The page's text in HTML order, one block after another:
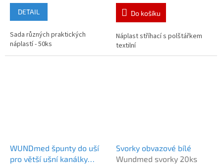
DETAIL
Sada různých praktických
náplastí - 50ks
Do košíku
Náplast stříhací s polštářkem
textilní
WUNDmed špunty do uší
pro větší ušní kanálky
Svorky obvazové bílé
Wundmed svorky 20ks